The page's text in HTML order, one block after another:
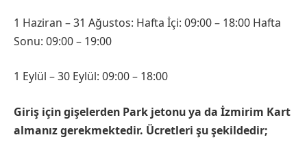
1 Haziran – 31 Ağustos: Hafta İçi: 09:00 – 18:00 Hafta
Sonu: 09:00 – 19:00
1 Eylül – 30 Eylül: 09:00 – 18:00
Giriş için gişelerden Park jetonu ya da İzmirim Kart
almanız gerekmektedir. Ücretleri şu şekildedir;